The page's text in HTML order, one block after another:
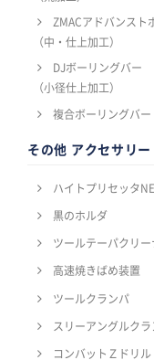
ZMACアドバンスト
（中・仕上加工）
DJボーリングバー
（小径仕上加工）
複合ボーリングバー
その他 アクセサリー
ハイトプリセッタ
黒のホルダ
ツールテーパクリー
高速焼きばめ装置
ツールクランパ
スリーアングルクラ
コンバットＺドリル